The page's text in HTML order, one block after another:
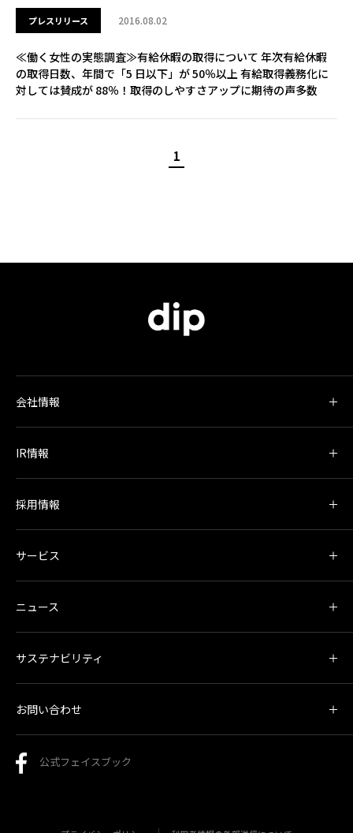
プレスリリース 2016.08.02
≪働く女性の実態調査≫有給休暇の取得について 年次有給休暇
の取得日数、年間で「5 日以下」が 50％以上 有給取得義務化に
対しては賛成が 88％！取得のしやすさアップに期待の声多数
1
会社情報
IR情報
採用情報
サービス
ニュース
サステナビリティ
お問い合わせ
公式フェイスブック